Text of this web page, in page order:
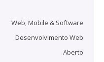
Web, Mobile & Software
Desenvolvimento Web
Aberto